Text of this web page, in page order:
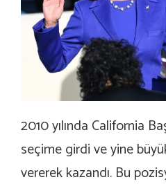
2010 yılında California
seçime girdi ve yine
vererek kazandı. Bu